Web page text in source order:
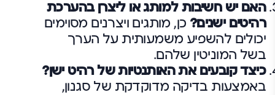
האם יש חשיבות למותג או ליצרן בהערכת
רהיטים ישנים? כן, מותגים ויצרנים מסוימים
יכולים להשפיע משמעותית על הערך
בשל המוניטין שלהם.
כיצד קובעים את האותנטיות של רהיט ישן?
באמצעות בדיקה מדוקדקת של סגנון,